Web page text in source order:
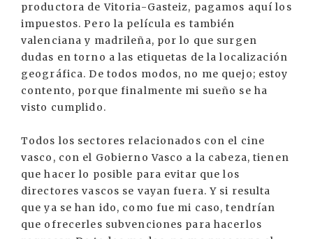
productora de Vitoria-Gasteiz, pagamos aquí los
impuestos. Pero la película es también
valenciana y madrileña, por lo que surgen
dudas en torno a las etiquetas de la localización
geográfica. De todos modos, no me quejo; estoy
contento, porque finalmente mi sueño se ha
visto cumplido.
Todos los sectores relacionados con el cine
vasco, con el Gobierno Vasco a la cabeza, tienen
que hacer lo posible para evitar que los
directores vascos se vayan fuera. Y si resulta
que ya se han ido, como fue mi caso, tendrían
que ofrecerles subvenciones para hacerlos